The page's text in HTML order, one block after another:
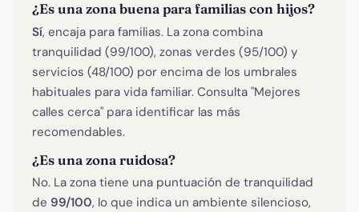
¿Es una zona buena para familias con hijos?
Sí, encaja para familias. La zona combina
tranquilidad (99/100), zonas verdes (95/100) y
servicios (48/100) por encima de los umbrales
habituales para vida familiar. Consulta "Mejores
calles cerca" para identificar las más
recomendables.
¿Es una zona ruidosa?
No. La zona tiene una puntuación de tranquilidad
de 99/100, lo que indica un ambiente silencioso,